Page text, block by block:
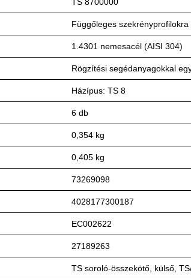
Függőleges
1.4301 nemesacél (AISI 304)
Rögzítési segédanyagokkal
Házípus: TS 8
6 db
0,354 kg
0,405 kg
73269098
4028177300187
EC002622
27189263
TS soroló-összekötő, külső,